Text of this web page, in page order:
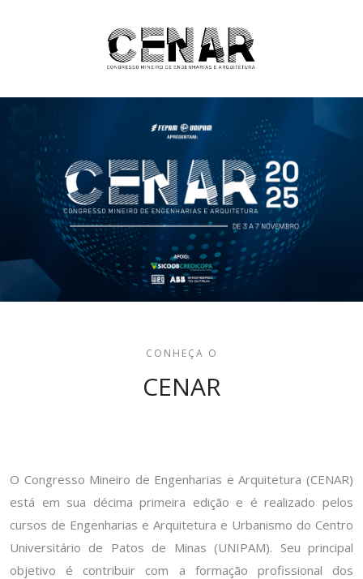
CONHEÇA O
CENAR
O Congresso Mineiro de Engenharias e Arquitetura (CENAR)
está em sua décima primeira edição e é realizado pelos
cursos de Engenharias e Arquitetura e Urbanismo do Centro
Universitário de Patos de Minas (UNIPAM). Seu principal
objetivo é contribuir com a formação profissional dos